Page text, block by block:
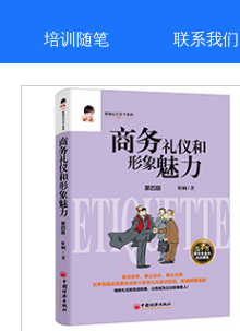
培训随笔 联系我们